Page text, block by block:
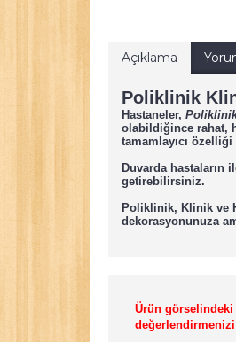
Açıklama
Poliklinik
Hastaneler,
olabildiğince rahat,
tamamlayıcı
Duvarda hastaların
getirebilirsiniz.
Poliklinik, Klinik ve
dekorasyonunuza
Ürün görselindeki